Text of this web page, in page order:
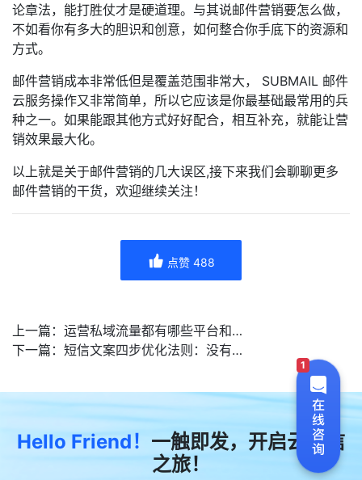
1
论章法，能打胜仗才是硬道理。与其说邮件营销要怎么做，
不如看你有多大的胆识和创意，如何整合你手底下的资源和
方式。
邮件营销成本非常低但是覆盖范围非常大， SUBMAIL 邮件
云服务操作又非常简单，所以它应该是你最基础最常用的兵
种之一。如果能跟其他方式好好配合，相互补充，就能让营
销效果最大化。
以上就是关于邮件营销的几大误区,接下来我们会聊聊更多
邮件营销的干货，欢迎继续关注！
点赞 488
上一篇： 运营私域流量都有哪些平台和工具？——SUBMAIL赛邮云
下一篇： 短信文案四步优化法则：没有好的文案，你的短信营销注定石沉大海
Hello Friend！ 一触即发，开启云通信
之旅！